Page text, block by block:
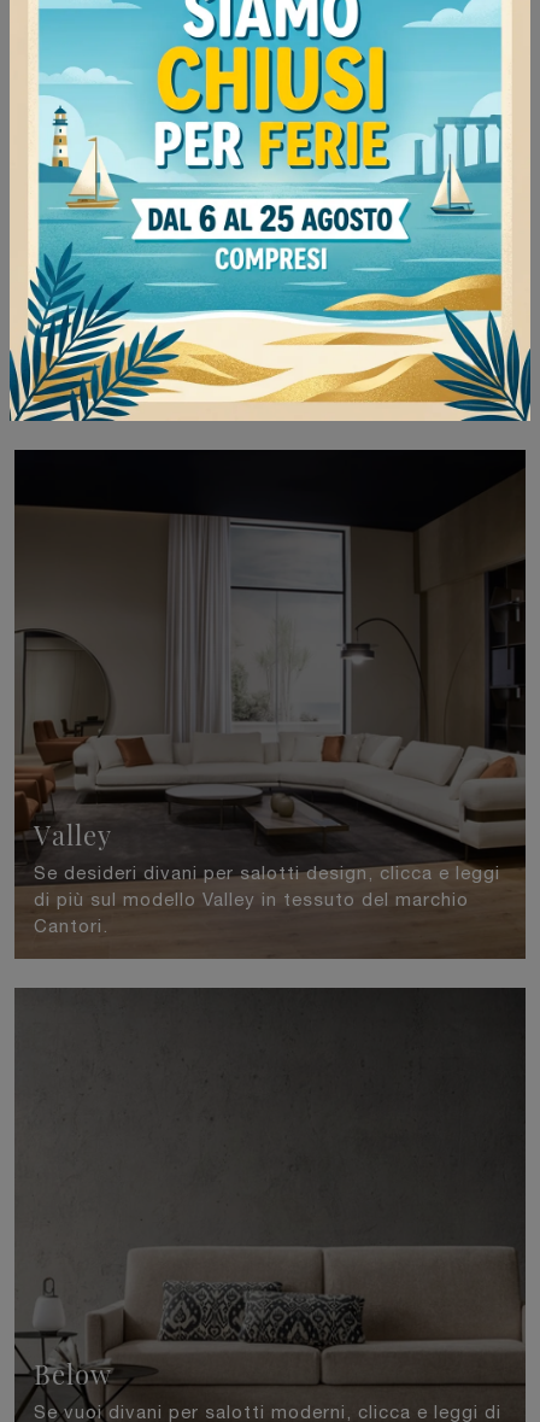
Vietri
Clicca e scopri di più sui salotti design di Cantori!
Differenti modelli di divani, come Vietri, ti
aspettano.
Valley
Se desideri divani per salotti design, clicca e leggi
di più sul modello Valley in tessuto del marchio
Cantori.
Below
Se vuoi divani per salotti moderni, clicca e leggi di